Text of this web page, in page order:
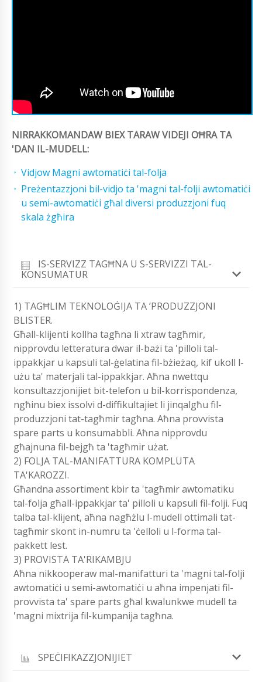
NIRRAKKOMANDAW BIEX TARAW VIDEJI OĦRA TA
'DAN IL-MUDELL:
Vidjow Magni awtomatiċi tal-folja
Preżentazzjoni bil-vidjo ta 'magni tal-folji awtomatiċi
u semi-awtomatiċi għal diversi produzzjoni fuq
skala żgħira
IS-SERVIZZ TAGĦNA U S-SERVIZZI TAL-
KONSUMATUR
1) TAGĦLIM TEKNOLOĠIJA TA ’PRODUZZJONI
BLISTER.
Għall-klijenti kollha tagħna li xtraw tagħmir,
nipprovdu letteratura dwar il-bażi ta 'pilloli tal-
ippakkjar u kapsuli tal-ġelatina fil-bżieżaq, kif ukoll l-
użu ta' materjali tal-ippakkjar. Aħna nwettqu
konsultazzjonijiet bit-telefon u bil-korrispondenza,
ngħinu biex issolvi d-diffikultajiet li jinqalgħu fil-
produzzjoni tat-tagħmir tagħna. Aħna provvista
spare parts u konsumabbli. Aħna nipprovdu
għajnuna fil-bejgħ ta 'tagħmir użat.
2) FOLJA TAL-MANIFATTURA KOMPLUTA
TA'KAROZZI.
Għandna assortiment kbir ta 'tagħmir awtomatiku
tal-folja għall-ippakkjar ta' pilloli u kapsuli fil-folji. Fuq
talba tal-klijent, aħna nagħżlu l-mudell ottimali tat-
tagħmir skont in-numru ta 'ċelloli u l-forma tal-
pakkett lest.
3) PROVISTA TA'RIKAMBJU
Aħna nikkooperaw mal-manifatturi ta 'magni tal-folji
awtomatiċi u semi-awtomatiċi u aħna impenjati fil-
provvista ta' spare parts għal kwalunkwe mudell ta
'magni mixtrija fil-kumpanija tagħna.
SPEĊIFIKAZZJONIJIET